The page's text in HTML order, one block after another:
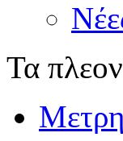
Τα